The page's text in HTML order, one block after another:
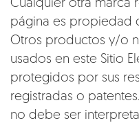
Cualquier otra marca
página es propiedad
Otros productos y/o
usados en este Sitio
protegidos por sus
registradas o
no debe ser